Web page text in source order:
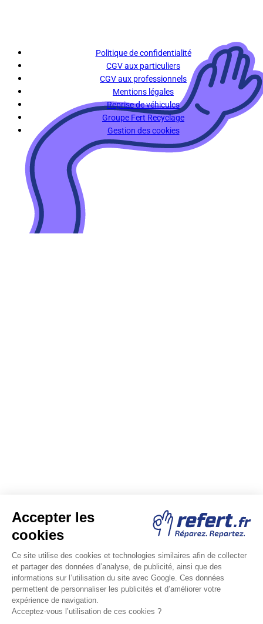
Politique de confidentialité
CGV aux particuliers
CGV aux professionnels
Mentions légales
Reprise de véhicules
Groupe Fert Recyclage
Gestion des cookies